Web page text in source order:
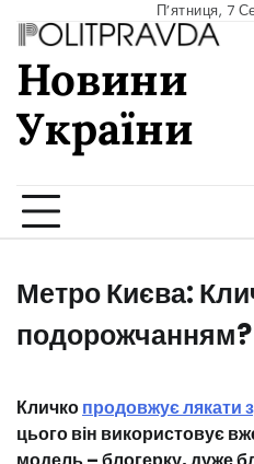
content
П’ятниця, 7
Новини
України
Метро Києва:
подорожчанням?
Кличкопродовжує лякати
цього він використовує